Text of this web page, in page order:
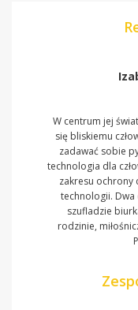
W centrum jej
się bliskiemu
zadawać sobie
technologia dla
zakresu ochrony
technologii.
szufladzie
rodzinie,